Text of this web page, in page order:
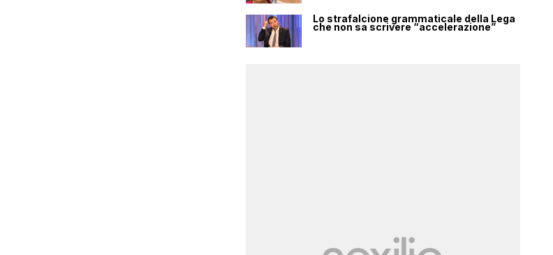
Lo strafalcione grammaticale della Lega
che non sa scrivere “accelerazione”